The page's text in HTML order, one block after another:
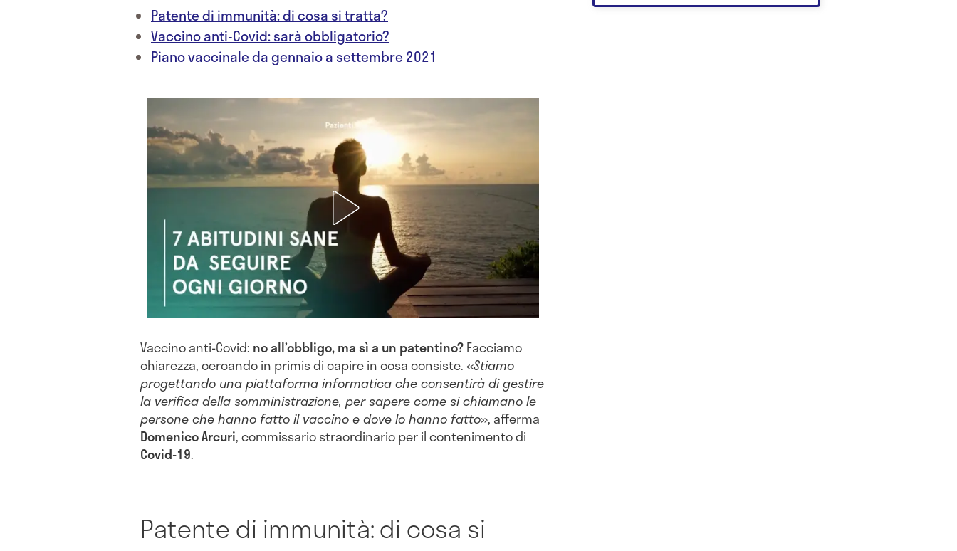
Patente di immunità: di cosa si tratta?
Vaccino anti-Covid: sarà obbligatorio?
Piano vaccinale da gennaio a settembre 2021
Vaccino anti-Covid: no all’obbligo, ma sì a un patentino?Facciamo
chiarezza, cercando in primis di capire in cosa consiste. «Stiamo
progettando una piattaforma informatica che consentirà di gestire
la verifica della somministrazione, per sapere come si chiamano le
persone che hanno fatto il vaccino e dove lo hanno fatto», afferma
Domenico Arcuri, commissario straordinario per il contenimento di
Covid-19.
Patente di immunità: di cosa si